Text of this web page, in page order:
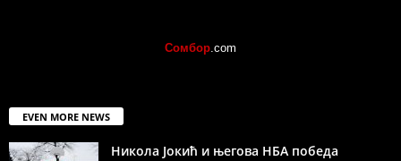
Сомбор.com
EVEN MORE NEWS
Никола Јокић и његова НБА победа